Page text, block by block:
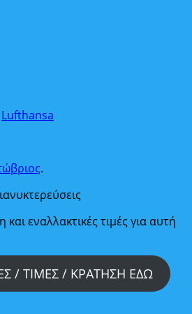
Lufthansa
.
εναλλακτικές τιμές για αυτή
/ ΤΙΜΕΣ / ΚΡΑΤΗΣΗ ΕΔΩ